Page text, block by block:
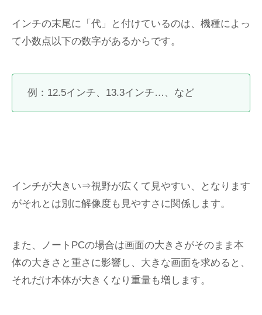
インチの末尾に「代」と付けているのは、機種によっ
て小数点以下の数字があるからです。
例：12.5インチ、13.3インチ…、など
インチが大きい⇒視野が広くて見やすい、となります
がそれとは別に解像度も見やすさに関係します。
また、ノートPCの場合は画面の大きさがそのまま本
体の大きさと重さに影響し、大きな画面を求めると、
それだけ本体が大きくなり重量も増します。